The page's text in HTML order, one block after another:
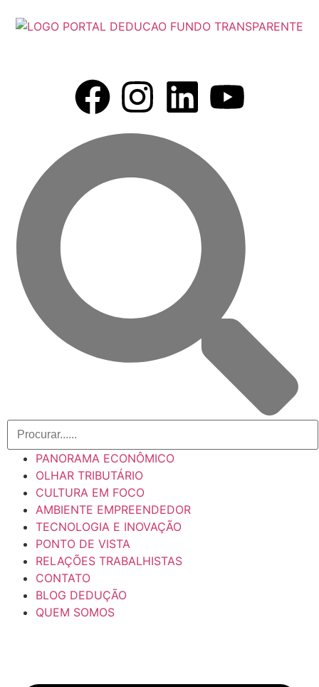
PANORAMA ECONÔMICO
OLHAR TRIBUTÁRIO
CULTURA EM FOCO
AMBIENTE EMPREENDEDOR
TECNOLOGIA E INOVAÇÃO
PONTO DE VISTA
RELAÇÕES TRABALHISTAS
CONTATO
BLOG DEDUÇÃO
QUEM SOMOS